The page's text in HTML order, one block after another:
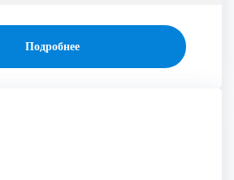
Подробнее